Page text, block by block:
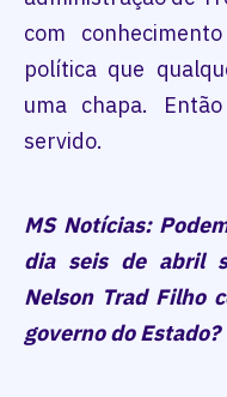
com
política que
uma chapa.
servido.
MS Notícias:
dia seis de abril
Nelson Trad Filho
governo do Estado?